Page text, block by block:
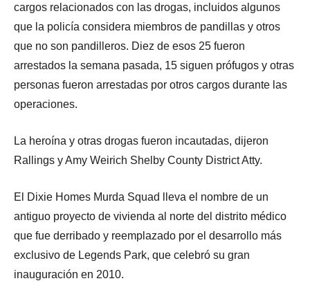
cargos relacionados con las drogas, incluidos algunos
que la policía considera miembros de pandillas y otros
que no son pandilleros. Diez de esos 25 fueron
arrestados la semana pasada, 15 siguen prófugos y otras
personas fueron arrestadas por otros cargos durante las
operaciones.
La heroína y otras drogas fueron incautadas, dijeron
Rallings y Amy Weirich Shelby County District Atty.
El Dixie Homes Murda Squad lleva el nombre de un
antiguo proyecto de vivienda al norte del distrito médico
que fue derribado y reemplazado por el desarrollo más
exclusivo de Legends Park, que celebró su gran
inauguración en 2010.